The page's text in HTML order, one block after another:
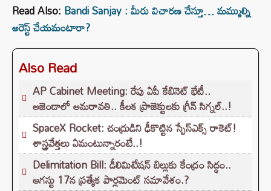
Read Also: Bandi Sanjay : మీరు విచారణ చేస్తూ… మమ్ముల్ని
అరెస్ట్ చేయమంటారా?
Also Read
AP Cabinet Meeting: రేపు ఏపీ కేబినెట్ భేటీ..
అజెండాలో అమరావతి.. కీలక ప్రాజెక్టులకు గ్రీన్ సిగ్నల్..!
SpaceX Rocket: చంద్రుడిని ఢీకొట్టిన స్పేస్‌ఎక్స్ రాకెట్!
శాస్త్రవేత్తలు ఏమంటున్నారంటే..!
Delimitation Bill: డీలిమిటేషన్ బిల్లుకు కేంద్రం సిద్ధం..
ఆగస్టు 17న ప్రత్యేక పార్లమెంట్ సమావేశం.?